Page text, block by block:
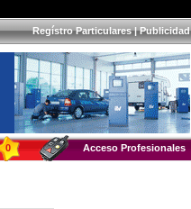
Regístro Particulares|Publicidad
0 Acceso Profesionales